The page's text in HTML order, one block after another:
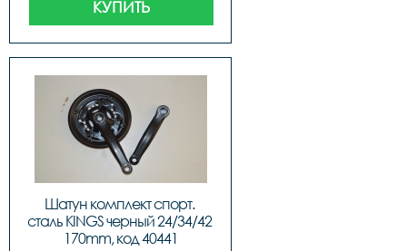
КУПИТЬ
Шатун комплект спорт.
сталь KINGS черный 24/34/42
170mm, код 40441